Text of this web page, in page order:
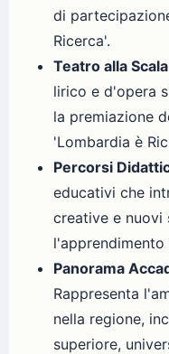
di
Ricerca'.
Teatro alla
lirico e d'opera
la premiazione
'Lombardia è
Percorsi
educativi che
creative e nuovi
Panorama
Rappresenta
nella regione,
superiore,